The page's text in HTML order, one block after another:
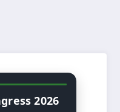
2026